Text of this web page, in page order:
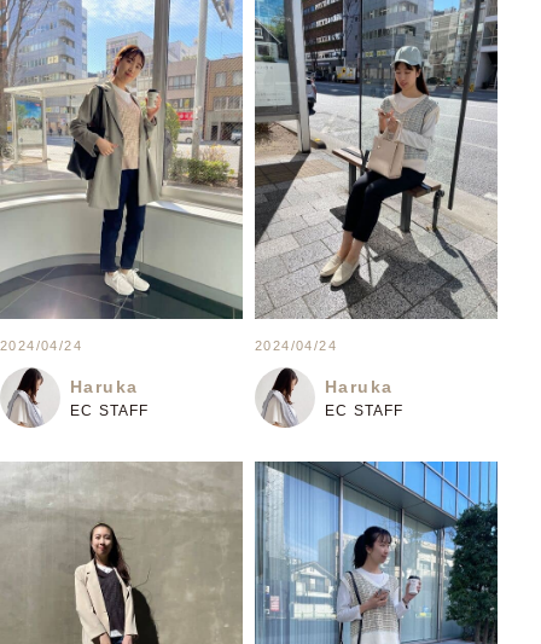
2024/04/24
Haruka
EC STAFF
2024/04/24
Haruka
EC STAFF